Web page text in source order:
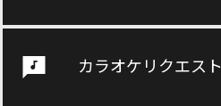
カラオケリクエスト